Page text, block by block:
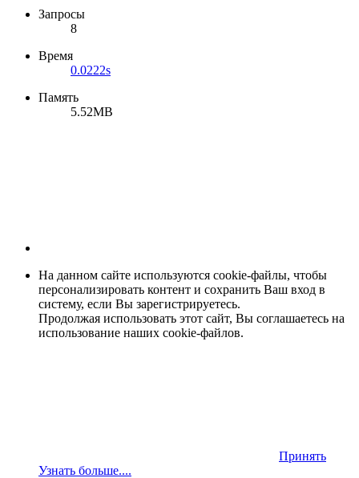
Запросы
8
Время
0.0222s
Память
5.52MB
На данном сайте используются cookie-файлы, чтобы
персонализировать контент и сохранить Ваш вход в
систему, если Вы зарегистрируетесь.
Продолжая использовать этот сайт, Вы соглашаетесь на
использование наших cookie-файлов.
Принять
Узнать больше....